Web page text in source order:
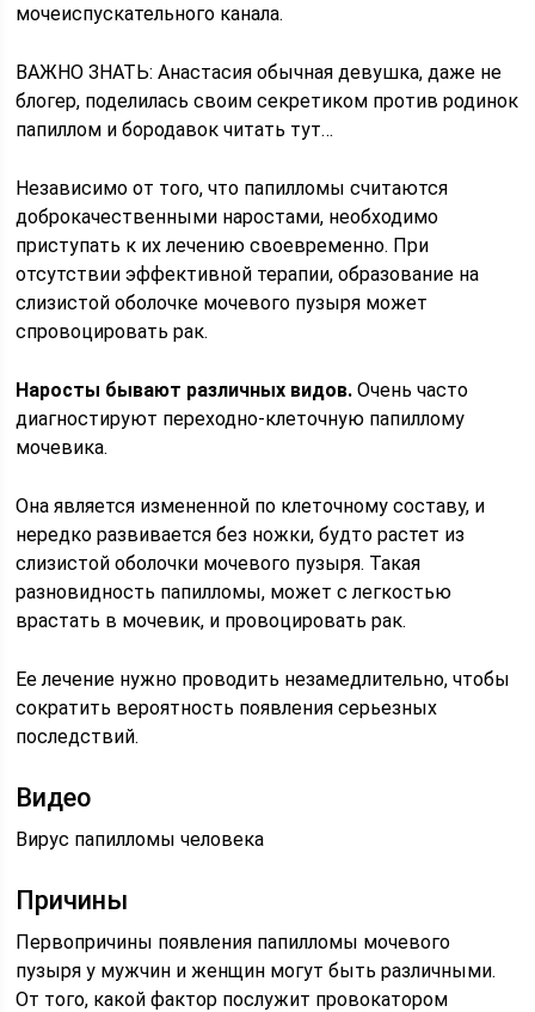
мочеиспускательного канала.
ВАЖНО ЗНАТЬ: Анастасия обычная девушка, даже не
блогер, поделилась своим секретиком против родинок
папиллом и бородавок читать тут…
Независимо от того, что папилломы считаются
доброкачественными наростами, необходимо
приступать к их лечению своевременно. При
отсутствии эффективной терапии, образование на
слизистой оболочке мочевого пузыря может
спровоцировать рак.
Наросты бывают различных видов. Очень часто
диагностируют переходно-клеточную папиллому
мочевика.
Она является измененной по клеточному составу, и
нередко развивается без ножки, будто растет из
слизистой оболочки мочевого пузыря. Такая
разновидность папилломы, может с легкостью
врастать в мочевик, и провоцировать рак.
Ее лечение нужно проводить незамедлительно, чтобы
сократить вероятность появления серьезных
последствий.
Видео
Вирус папилломы человека
Причины
Первопричины появления папилломы мочевого
пузыря у мужчин и женщин могут быть различными.
От того, какой фактор послужит провокатором